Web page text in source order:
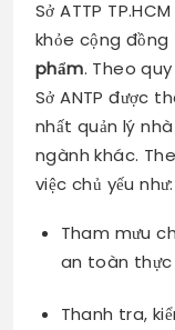
Sở ATTP
khỏe cộng
phẩm. Theo
Sở ANTP được
nhất quản lý
ngành khác.
việc chủ yếu như:
Tham mưu
an toàn thực
Thanh tra,